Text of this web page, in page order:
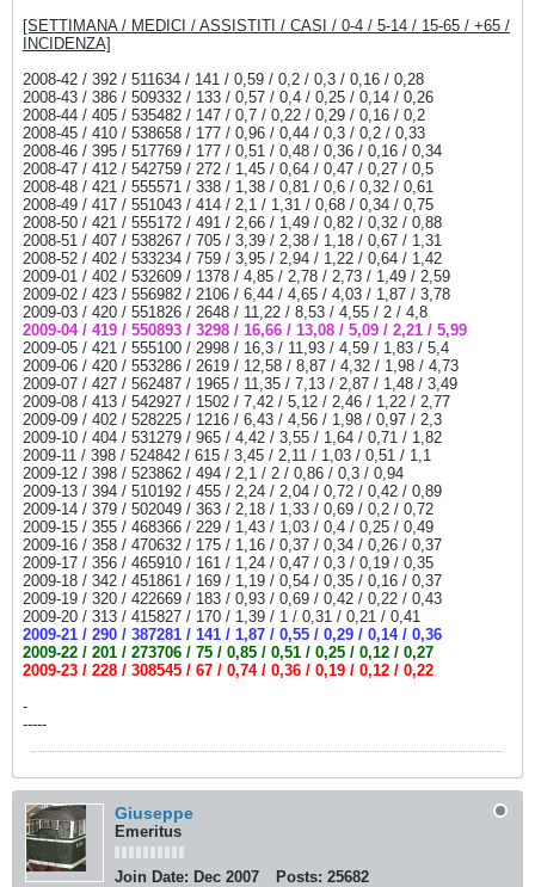
[SETTIMANA / MEDICI / ASSISTITI / CASI / 0-4 / 5-14 / 15-65 / +65 /
INCIDENZA]
2008-42 / 392 / 511634 / 141 / 0,59 / 0,2 / 0,3 / 0,16 / 0,28
2008-43 / 386 / 509332 / 133 / 0,57 / 0,4 / 0,25 / 0,14 / 0,26
2008-44 / 405 / 535482 / 147 / 0,7 / 0,22 / 0,29 / 0,16 / 0,2
2008-45 / 410 / 538658 / 177 / 0,96 / 0,44 / 0,3 / 0,2 / 0,33
2008-46 / 395 / 517769 / 177 / 0,51 / 0,48 / 0,36 / 0,16 / 0,34
2008-47 / 412 / 542759 / 272 / 1,45 / 0,64 / 0,47 / 0,27 / 0,5
2008-48 / 421 / 555571 / 338 / 1,38 / 0,81 / 0,6 / 0,32 / 0,61
2008-49 / 417 / 551043 / 414 / 2,1 / 1,31 / 0,68 / 0,34 / 0,75
2008-50 / 421 / 555172 / 491 / 2,66 / 1,49 / 0,82 / 0,32 / 0,88
2008-51 / 407 / 538267 / 705 / 3,39 / 2,38 / 1,18 / 0,67 / 1,31
2008-52 / 402 / 533234 / 759 / 3,95 / 2,94 / 1,22 / 0,64 / 1,42
2009-01 / 402 / 532609 / 1378 / 4,85 / 2,78 / 2,73 / 1,49 / 2,59
2009-02 / 423 / 556982 / 2106 / 6,44 / 4,65 / 4,03 / 1,87 / 3,78
2009-03 / 420 / 551826 / 2648 / 11,22 / 8,53 / 4,55 / 2 / 4,8
2009-04 / 419 / 550893 / 3298 / 16,66 / 13,08 / 5,09 / 2,21 / 5,99
2009-05 / 421 / 555100 / 2998 / 16,3 / 11,93 / 4,59 / 1,83 / 5,4
2009-06 / 420 / 553286 / 2619 / 12,58 / 8,87 / 4,32 / 1,98 / 4,73
2009-07 / 427 / 562487 / 1965 / 11,35 / 7,13 / 2,87 / 1,48 / 3,49
2009-08 / 413 / 542927 / 1502 / 7,42 / 5,12 / 2,46 / 1,22 / 2,77
2009-09 / 402 / 528225 / 1216 / 6,43 / 4,56 / 1,98 / 0,97 / 2,3
2009-10 / 404 / 531279 / 965 / 4,42 / 3,55 / 1,64 / 0,71 / 1,82
2009-11 / 398 / 524842 / 615 / 3,45 / 2,11 / 1,03 / 0,51 / 1,1
2009-12 / 398 / 523862 / 494 / 2,1 / 2 / 0,86 / 0,3 / 0,94
2009-13 / 394 / 510192 / 455 / 2,24 / 2,04 / 0,72 / 0,42 / 0,89
2009-14 / 379 / 502049 / 363 / 2,18 / 1,33 / 0,69 / 0,2 / 0,72
2009-15 / 355 / 468366 / 229 / 1,43 / 1,03 / 0,4 / 0,25 / 0,49
2009-16 / 358 / 470632 / 175 / 1,16 / 0,37 / 0,34 / 0,26 / 0,37
2009-17 / 356 / 465910 / 161 / 1,24 / 0,47 / 0,3 / 0,19 / 0,35
2009-18 / 342 / 451861 / 169 / 1,19 / 0,54 / 0,35 / 0,16 / 0,37
2009-19 / 320 / 422669 / 183 / 0,93 / 0,69 / 0,42 / 0,22 / 0,43
2009-20 / 313 / 415827 / 170 / 1,39 / 1 / 0,31 / 0,21 / 0,41
2009-21 / 290 / 387281 / 141 / 1,87 / 0,55 / 0,29 / 0,14 / 0,36
2009-22 / 201 / 273706 / 75 / 0,85 / 0,51 / 0,25 / 0,12 / 0,27
2009-23 / 228 / 308545 / 67 / 0,74 / 0,36 / 0,19 / 0,12 / 0,22
-
-----
Giuseppe
Emeritus
Join Date: Dec 2007 Posts: 25682